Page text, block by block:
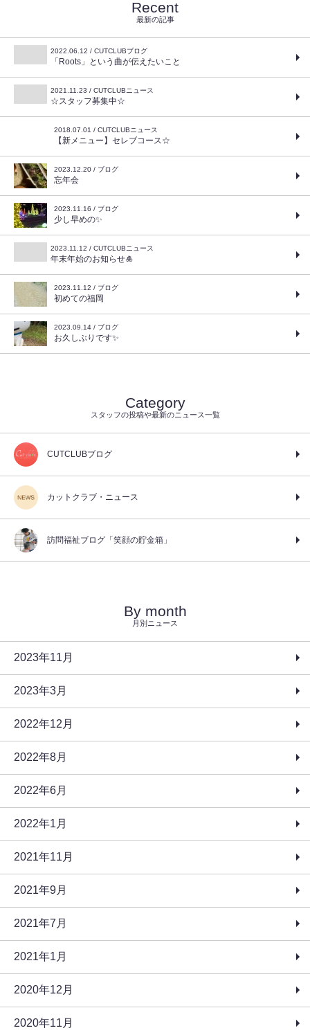
Recent
最新の記事
2022.06.12 / CUTCLUBブログ
「Roots」という曲が伝えたいこと
2021.11.23 / CUTCLUBニュース
☆スタッフ募集中☆
2018.07.01 / CUTCLUBニュース
【新メニュー】セレブコース☆
2023.12.20 / ブログ
忘年会
2023.11.16 / ブログ
少し早めの✨
2023.11.12 / CUTCLUBニュース
年末年始のお知らせ🎍
2023.11.12 / ブログ
初めての福岡
2023.09.14 / ブログ
お久しぶりです✨
Category
スタッフの投稿や最新のニュース一覧
CUTCLUBブログ
カットクラブ・ニュース
訪問福祉ブログ「笑顔の貯金箱」
By month
月別ニュース
2023年11月
2023年3月
2022年12月
2022年8月
2022年6月
2022年1月
2021年11月
2021年9月
2021年7月
2021年1月
2020年12月
2020年11月